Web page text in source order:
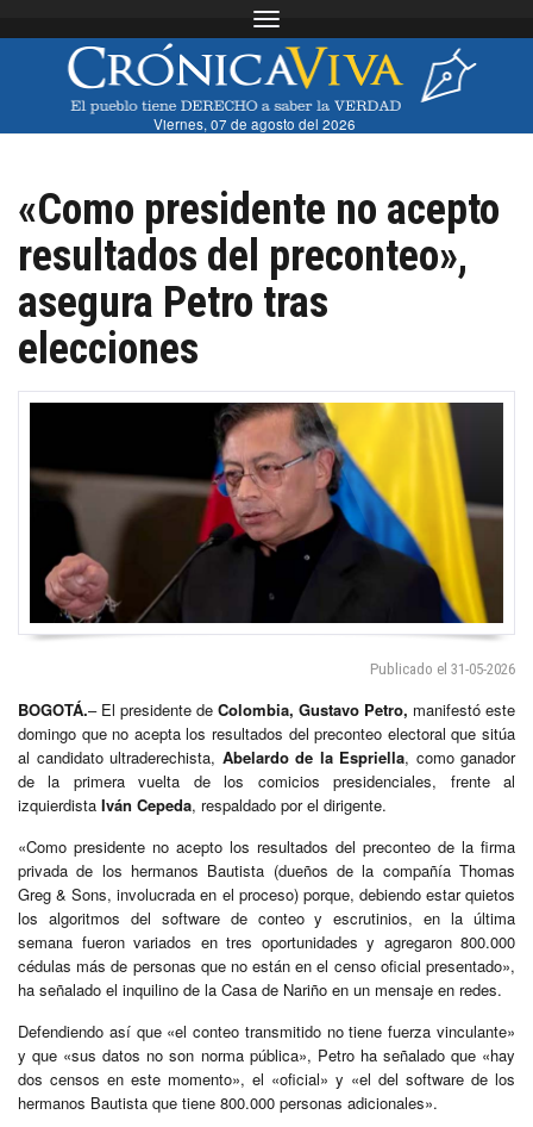
Toggle navigation
Viernes, 07 de agosto del 2026
«Como presidente no acepto
resultados del preconteo»,
asegura Petro tras
elecciones
Publicado el 31-05-2026
BOGOTÁ.– El presidente de Colombia, Gustavo Petro, manifestó este
domingo que no acepta los resultados del preconteo electoral que sitúa
al candidato ultraderechista, Abelardo de la Espriella, como ganador
de la primera vuelta de los comicios presidenciales, frente al
izquierdista Iván Cepeda, respaldado por el dirigente.
«Como presidente no acepto los resultados del preconteo de la firma
privada de los hermanos Bautista (dueños de la compañía Thomas
Greg & Sons, involucrada en el proceso) porque, debiendo estar quietos
los algoritmos del software de conteo y escrutinios, en la última
semana fueron variados en tres oportunidades y agregaron 800.000
cédulas más de personas que no están en el censo oficial presentado»,
ha señalado el inquilino de la Casa de Nariño en un mensaje en redes.
Defendiendo así que «el conteo transmitido no tiene fuerza vinculante»
y que «sus datos no son norma pública», Petro ha señalado que «hay
dos censos en este momento», el «oficial» y «el del software de los
hermanos Bautista que tiene 800.000 personas adicionales».